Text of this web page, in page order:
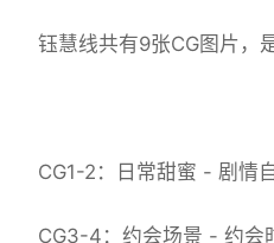
钰慧线共有9张CG图片，
CG1-2：日常甜蜜 - 剧情
CG3-4：约会场景 - 约会